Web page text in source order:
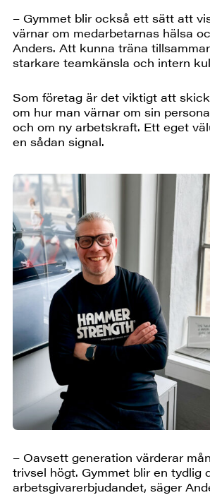
– Gymmet blir också ett sätt att
värnar om medarbetarnas hälsa
Anders. Att kunna träna
starkare teamkänsla och intern
Som företag är det viktigt att
om hur man värnar om sin
och om ny arbetskraft. Ett eget
en sådan signal.
– Oavsett generation värderar
trivsel högt. Gymmet blir en tydlig
arbetsgivarerbjudandet, säger